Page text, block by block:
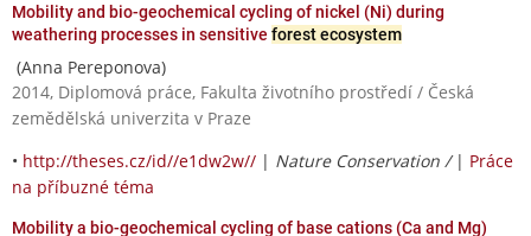
Mobility and bio-geochemical cycling of nickel (Ni) during
weathering processes in sensitive forest ecosystem
(Anna Pereponova)
2014, Diplomová práce, Fakulta životního prostředí / Česká
zemědělská univerzita v Praze
• http://theses.cz/id//e1dw2w// | Nature Conservation / | Práce
na příbuzné téma
Mobility a bio-geochemical cycling of base cations (Ca and Mg)